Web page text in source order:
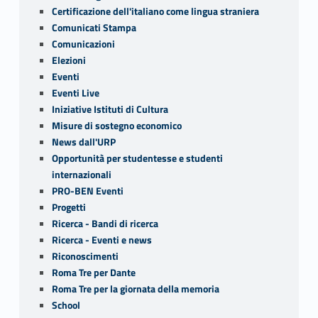
Certificazione dell'italiano come lingua straniera
Comunicati Stampa
Comunicazioni
Elezioni
Eventi
Eventi Live
Iniziative Istituti di Cultura
Misure di sostegno economico
News dall'URP
Opportunità per studentesse e studenti
internazionali
PRO-BEN Eventi
Progetti
Ricerca - Bandi di ricerca
Ricerca - Eventi e news
Riconoscimenti
Roma Tre per Dante
Roma Tre per la giornata della memoria
School